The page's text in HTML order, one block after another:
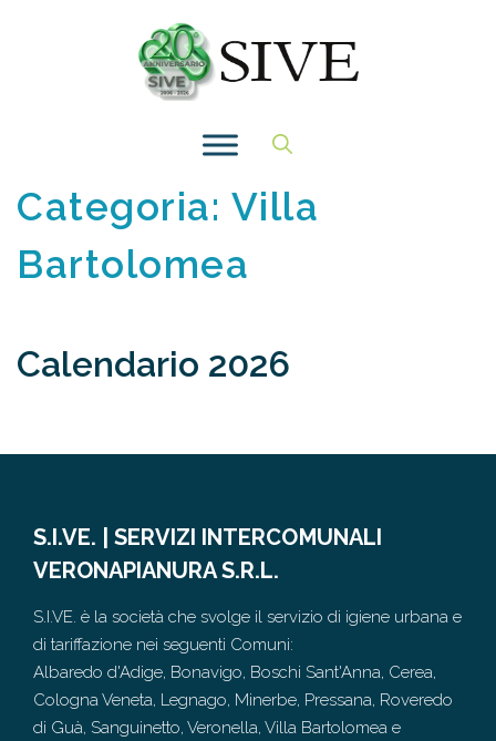
Categoria: Villa
Bartolomea
Calendario 2026
S.I.VE. | SERVIZI INTERCOMUNALI
VERONAPIANURA S.R.L.
S.I.VE. è la società che svolge il servizio di igiene urbana e
di tariffazione nei seguenti Comuni:
Albaredo d'Adige, Bonavigo, Boschi Sant'Anna, Cerea,
Cologna Veneta, Legnago, Minerbe, Pressana, Roveredo
di Guà, Sanguinetto, Veronella, Villa Bartolomea e